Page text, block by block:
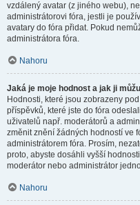
vzdálený avatar (z jiného webu),
administrátorovi fóra, jestli je
avatary do fóra přidat. Pokud
administrátora fóra.
Nahoru
Jaká je moje hodnost a jak ji
Hodnosti, které jsou zobrazeny
příspěvků, které jste do fóra
uživatelů např. moderátorů a
změnit znění žádných hodností ve
administrátorem fóra. Prosím,
proto, abyste dosáhli vyšší
moderátor nebo administrátor
Nahoru